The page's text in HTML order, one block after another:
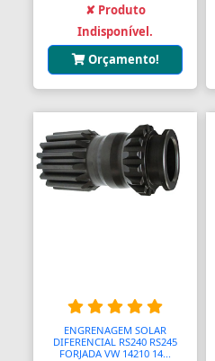
Bases para Cadeiras
Batedeiras
Batedores
Bendix de Partida
Bicicletários
Bicos Unidades Injetoras
Bielas
Bielas
✘ Produto
Indisponível.
Orçamento!
ENGRENAGEM SOLAR
DIFERENCIAL RS240 RS245
FORJADA VW 14210 14...